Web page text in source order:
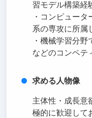
習モデル構築経
・コンピュー
系の専攻に所属
・機械学習分
などのコンペテ
求める人物像
主体性・成長意
極的に歓迎して